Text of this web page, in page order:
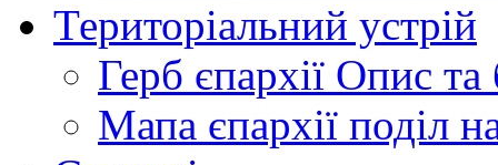
Територіальний устрій
Герб єпархії Опис та
Мапа єпархії поділ